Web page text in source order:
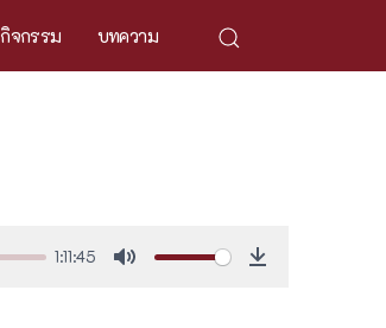
กิจกรรม บทความ
1:11:45